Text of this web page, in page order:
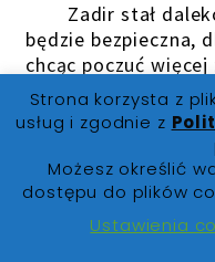
Zadir stał
będzie bezpieczna,
chcąc poczuć więcej
mężczyzny.
Ale nie
małym ostrzem. I
tak dobre oko.
Dostała w
nie mogła
Strona korzysta z
usług i zgodnie z
Możesz określić
dostępu do plików
Ustawienia